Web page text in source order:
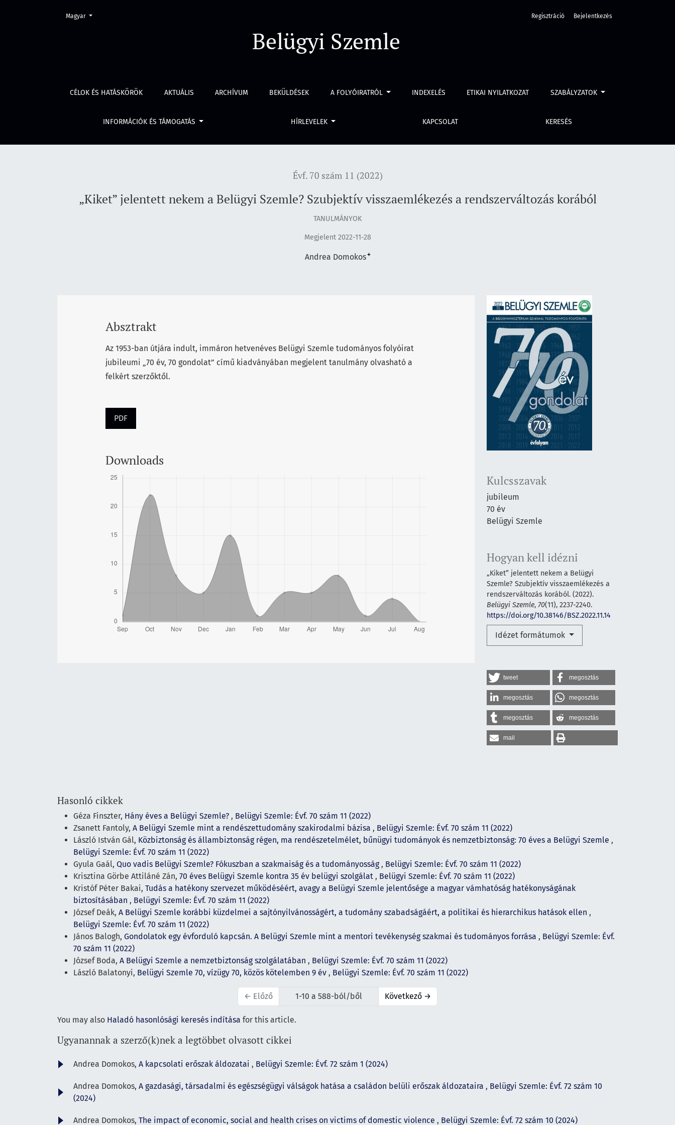
„Kiket” jelentett nekem a Belügyi Szemle? Szubjektív visszaemlékezés a rendszerváltozás korából
Belügyi Szemle
CÉLOK ÉS HATÁSKÖRÖK AKTUÁLIS ARCHÍVUM BEKÜLDÉSEK A FOLYÓIRATRÓL INDEXELÉS ETIKAI NYILATKOZAT SZABÁLYZATOK
INFORMÁCIÓK ÉS TÁMOGATÁS HÍRLEVELEK KAPCSOLAT KERESÉS
Regisztráció Bejelentkezés
Change the language. The current language is:
Magyar
Évf. 70 szám 11 (2022)
„Kiket” jelentett nekem a Belügyi Szemle? Szubjektív visszaemlékezés a rendszerváltozás korából
TANULMÁNYOK
Megjelent 2022-11-28
Andrea Domokos+
Kulcsszavak
jubileum
70 év
Belügyi Szemle
Hogyan kell idézni
„Kiket” jelentett nekem a Belügyi
Szemle? Szubjektív visszaemlékezés a
rendszerváltozás korából. (2022).
Belügyi Szemle, 70(11), 2237-2240.
https://doi.org/10.38146/BSZ.2022.11.14
Idézet formátumok
tweet megosztás
megosztás megosztás
megosztás megosztás
mail
Absztrakt
Az 1953-ban útjára indult, immáron hetvenéves Belügyi Szemle tudományos folyóirat
jubileumi „70 év, 70 gondolat” című kiadványában megjelent tanulmány olvasható a
felkért szerzőktől.
PDF
Downloads
Hasonló cikkek
Géza Finszter, Hány éves a Belügyi Szemle? , Belügyi Szemle: Évf. 70 szám 11 (2022)
Zsanett Fantoly, A Belügyi Szemle mint a rendészettudomány szakirodalmi bázisa , Belügyi Szemle: Évf. 70 szám 11 (2022)
László István Gál, Közbiztonság és állambiztonság régen, ma rendészetelmélet, bűnügyi tudományok és nemzetbiztonság: 70 éves a Belügyi Szemle ,
Belügyi Szemle: Évf. 70 szám 11 (2022)
Gyula Gaál, Quo vadis Belügyi Szemle? Fókuszban a szakmaiság és a tudományosság , Belügyi Szemle: Évf. 70 szám 11 (2022)
Krisztina Görbe Attiláné Zán, 70 éves Belügyi Szemle kontra 35 év belügyi szolgálat , Belügyi Szemle: Évf. 70 szám 11 (2022)
Kristóf Péter Bakai, Tudás a hatékony szervezet működéséért, avagy a Belügyi Szemle jelentősége a magyar vámhatóság hatékonyságának
biztosításában , Belügyi Szemle: Évf. 70 szám 11 (2022)
József Deák, A Belügyi Szemle korábbi küzdelmei a sajtónyilvánosságért, a tudomány szabadságáért, a politikai és hierarchikus hatások ellen ,
Belügyi Szemle: Évf. 70 szám 11 (2022)
János Balogh, Gondolatok egy évforduló kapcsán. A Belügyi Szemle mint a mentori tevékenység szakmai és tudományos forrása , Belügyi Szemle: Évf.
70 szám 11 (2022)
József Boda, A Belügyi Szemle a nemzetbiztonság szolgálatában , Belügyi Szemle: Évf. 70 szám 11 (2022)
László Balatonyi, Belügyi Szemle 70, vízügy 70, közös kötelemben 9 év , Belügyi Szemle: Évf. 70 szám 11 (2022)
← Előző 1-10 a 588-ból/ből Következő →
You may also Haladó hasonlósági keresés indítása for this article.
Ugyanannak a szerző(k)nek a legtöbbet olvasott cikkei
Andrea Domokos, A kapcsolati erőszak áldozatai , Belügyi Szemle: Évf. 72 szám 1 (2024)
Andrea Domokos, A gazdasági, társadalmi és egészségügyi válságok hatása a családon belüli erőszak áldozataira , Belügyi Szemle: Évf. 72 szám 10
(2024)
Andrea Domokos, The impact of economic, social and health crises on victims of domestic violence , Belügyi Szemle: Évf. 72 szám 10 (2024)